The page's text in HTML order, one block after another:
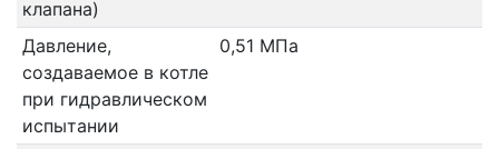
клапана)
Давление,
создаваемое в котле
при гидравлическом
испытании
0,51 МПа